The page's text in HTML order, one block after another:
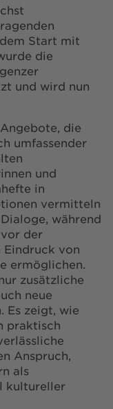
Start mit
die
und wird nun
die
umfassender
und
in
vermitteln
während
der
von
ermöglichen.
zusätzliche
neue
Es zeigt, wie
praktisch
Anspruch,
als
kultureller